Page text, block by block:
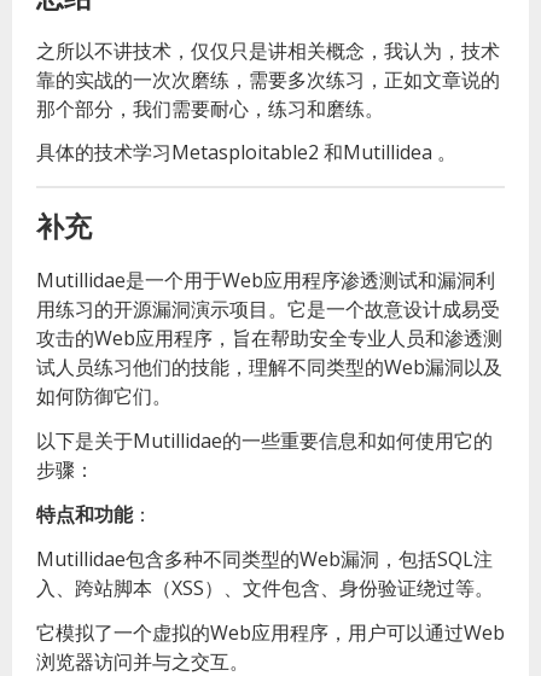
之所以不讲技术，仅仅只是讲相关概念，我认为，技术
靠的实战的一次次磨练，需要多次练习，正如文章说的
那个部分，我们需要耐心，练习和磨练。
具体的技术学习Metasploitable2 和Mutillidea 。
补充
Mutillidae是一个用于Web应用程序渗透测试和漏洞利
用练习的开源漏洞演示项目。它是一个故意设计成易受
攻击的Web应用程序，旨在帮助安全专业人员和渗透测
试人员练习他们的技能，理解不同类型的Web漏洞以及
如何防御它们。
以下是关于Mutillidae的一些重要信息和如何使用它的
步骤：
特点和功能：
Mutillidae包含多种不同类型的Web漏洞，包括SQL注
入、跨站脚本（XSS）、文件包含、身份验证绕过等。
它模拟了一个虚拟的Web应用程序，用户可以通过Web
浏览器访问并与之交互。